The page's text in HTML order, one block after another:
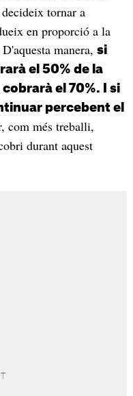
tornar a
en proporció a la
manera, si
el 50% de la
el 70%. I si
percebent el
com més treballi,
durant aquest